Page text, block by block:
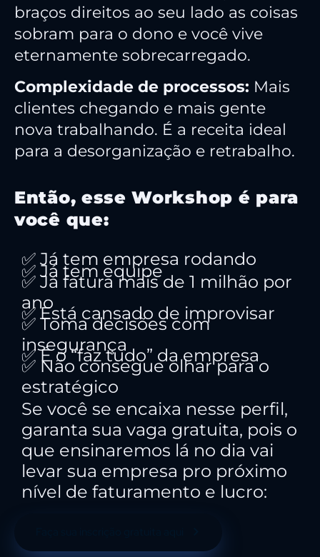
braços direitos ao seu lado as coisas
sobram para o dono e você vive
eternamente sobrecarregado.
Complexidade de processos: Mais
clientes chegando e mais gente
nova trabalhando. É a receita ideal
para a desorganização e retrabalho.
Então, esse Workshop é para
você que:
✅ Já tem empresa rodando
✅ Já tem equipe
✅ Já fatura mais de 1 milhão por
ano
✅ Está cansado de improvisar
✅ Toma decisões com
insegurança
✅ É o “faz tudo” da empresa
✅ Não consegue olhar para o
estratégico
Se você se encaixa nesse perfil,
garanta sua vaga gratuita, pois o
que ensinaremos lá no dia vai
levar sua empresa pro próximo
nível de faturamento e lucro: